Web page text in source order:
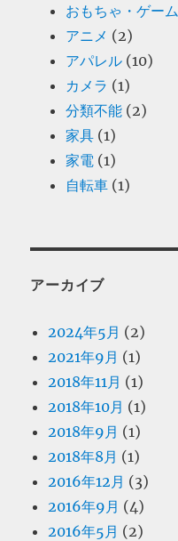
おもちゃ・ゲーム
アニメ (2)
アパレル (10)
カメラ (1)
分類不能 (2)
家具 (1)
家電 (1)
自転車 (1)
アーカイブ
2024年5月 (2)
2021年9月 (1)
2018年11月 (1)
2018年10月 (1)
2018年9月 (1)
2018年8月 (1)
2016年12月 (3)
2016年9月 (4)
2016年5月 (2)